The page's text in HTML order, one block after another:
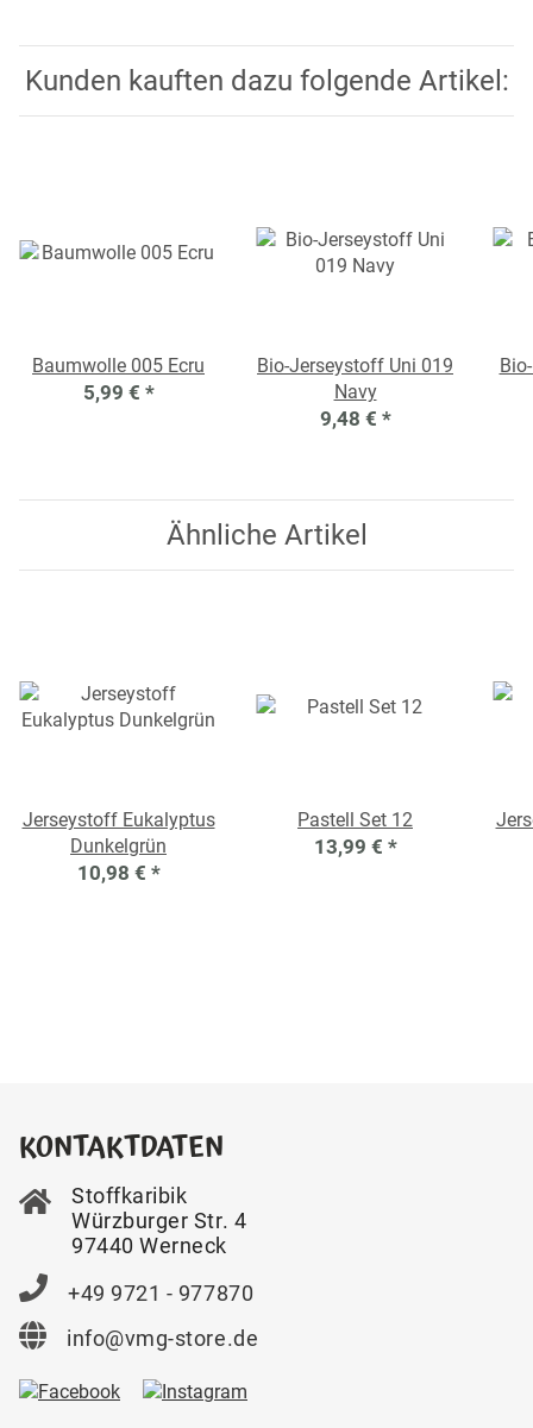
Kunden kauften dazu folgende Artikel:
Baumwolle 005 Ecru
5,99 € *
Bio-Jerseystoff Uni 019
Navy
9,48 € *
Ähnliche Artikel
Jerseystoff Eukalyptus
Dunkelgrün
10,98 € *
Pastell Set 12
13,99 € *
KONTAKTDATEN
Stoffkaribik
Würzburger Str. 4
97440 Werneck
+49 9721 - 977870
info@vmg-store.de